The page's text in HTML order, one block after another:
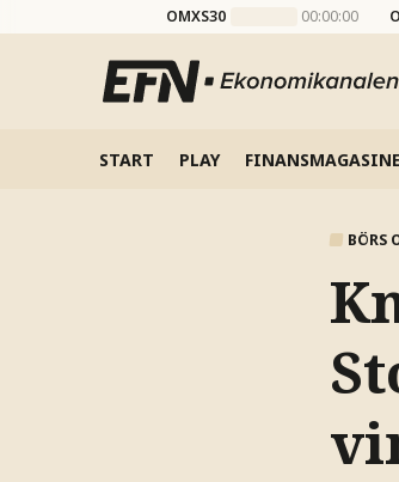
OMXS30 00:00:00
START PLAY
BÖRS